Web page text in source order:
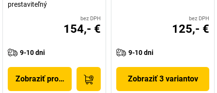
prestaviteľný
bez DPH
154,- €
9-10 dni
Zobraziť produkt
bez DPH
125,- €
9-10 dni
Zobraziť 3 variantov